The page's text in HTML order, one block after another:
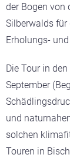
der Bogen von
Silberwalds für
Erholungs-
Die Tour in
September
und
solchen
Touren in